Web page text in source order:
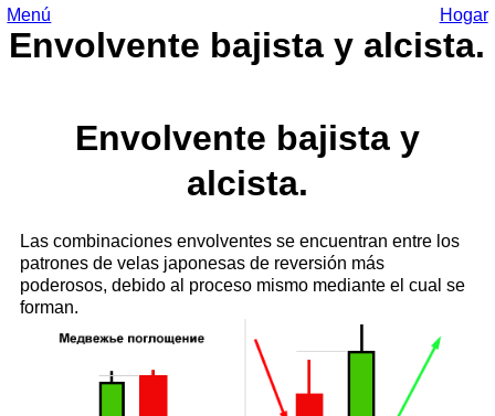
Envolvente bajista y alcista.
Menú Hogar
Envolvente bajista y
alcista.
Las combinaciones envolventes se encuentran entre los
patrones de velas japonesas de reversión más
poderosos, debido al proceso mismo mediante el cual se
forman.